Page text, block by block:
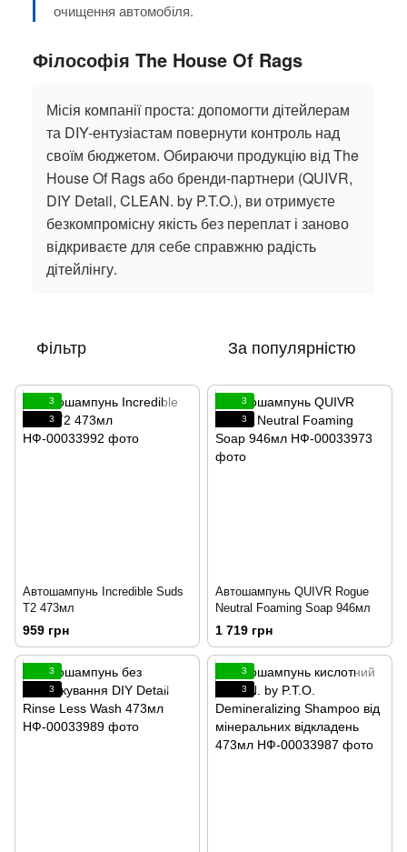
очищення автомобіля.
Філософія The House Of Rags
Місія компанії проста: допомогти дітейлерам
та DIY-ентузіастам повернути контроль над
своїм бюджетом. Обираючи продукцію від The
House Of Rags або бренди-партнери (QUIVR,
DIY Detail, CLEAN. by P.T.O.), ви отримуєте
безкомпромісну якість без переплат і заново
відкриваєте для себе справжню радість
дітейлінгу.
Фільтр За популярністю
3
3
Автошампунь Incredible Suds
T2 473мл
959 грн
3
3
Автошампунь QUIVR Rogue
Neutral Foaming Soap 946мл
1 719 грн
3
3
3
3